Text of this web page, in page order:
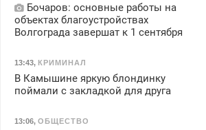
Бочаров: основные работы на
объектах благоустройствах
Волгограда завершат к 1 сентября
13:43, КРИМИНАЛ
В Камышине яркую блондинку
поймали с закладкой для друга
13:06, ОБЩЕСТВО